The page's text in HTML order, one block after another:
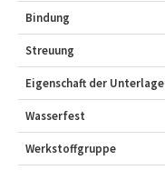
Bindung
Streuung
Eigenschaft der Unterlage
Wasserfest
Werkstoffgruppe